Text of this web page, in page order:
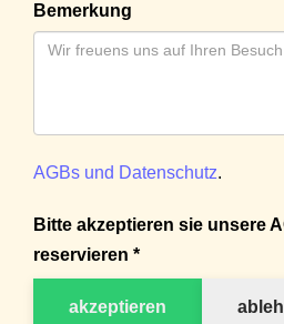
Bemerkung
AGBs und Datenschutz.
Bitte akzeptieren sie unsere
reservieren *
akzeptieren